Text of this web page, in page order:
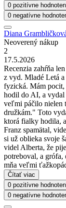
0 pozitívne
0 negatívne
Diana
Neoverený nákup
2
17.5.2026
Recenzia zahŕňa
z vyd. Mladé Letá a
fyzická. Mám
hodil do AI, a
veľmi páčilo nielen
družkám." Toto
ktorá fialky hodila,
Franz spamätal,
si už oblieka svoje
videl Alberta, že
potreboval, a grófa,
mňa veľmi
Čítať viac
0 pozitívne
0 negatívne